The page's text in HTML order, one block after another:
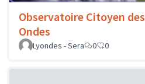
Observatoire Citoyen des
Ondes
Lyondes - Sera
0 0